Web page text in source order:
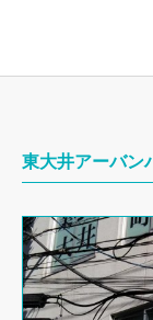
東大井アーバン